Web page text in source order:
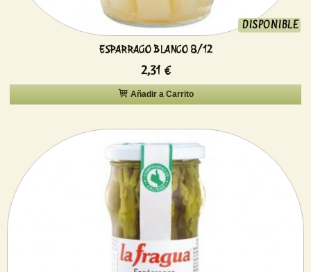
DISPONIBLE
ESPARRAGO BLANCO 8/12
2,31 €
Añadir a Carrito